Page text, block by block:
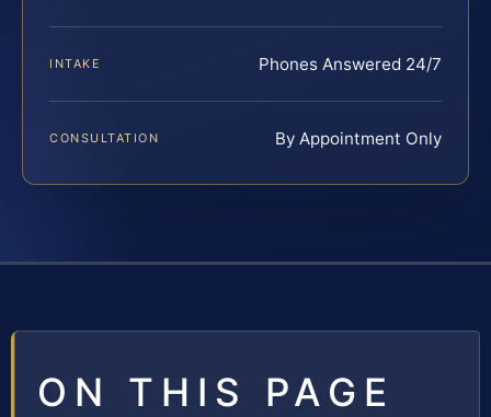
INTAKE Phones Answered 24/7
CONSULTATION By Appointment Only
ON THIS PAGE